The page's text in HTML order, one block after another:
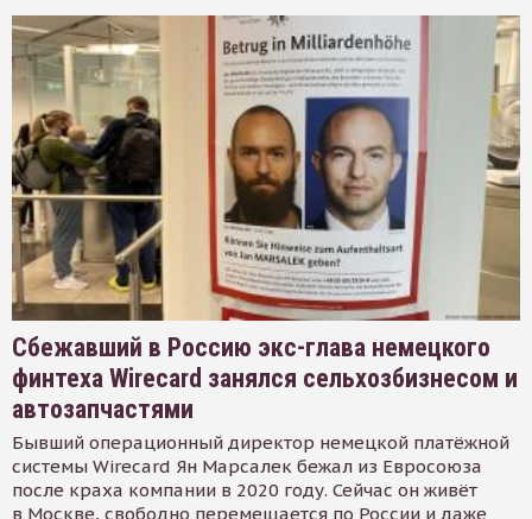
Сбежавший в Россию экс-глава немецкого
финтеха Wirecard занялся сельхозбизнесом и
автозапчастями
Бывший операционный директор немецкой платёжной
системы Wirecard Ян Марсалек бежал из Евросоюза
после краха компании в 2020 году. Сейчас он живёт
в Москве, свободно перемещается по России и даже